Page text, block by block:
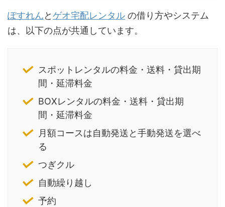
ぽすれんとゲオ宅配レンタル の借り方やシステム
は、以下の点が共通しています。
スポットレンタルの料金・送料・貸出期
間・延滞料金
BOXレンタルの料金・送料・貸出期
間・延滞料金
月額コースは自動発送と手動発送を選べ
る
つぎクル
自動繰り越し
予約